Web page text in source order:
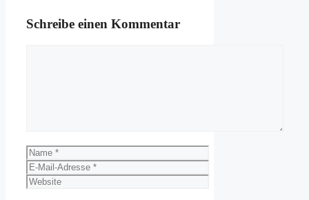
Schreibe einen Kommentar
Name
E-
Mail-
Adresse
Website